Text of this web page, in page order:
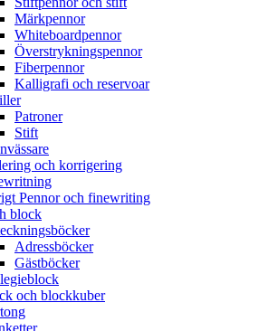
Märkpennor
Whiteboardpennor
Överstrykningspennor
Fiberpennor
Kalligrafi och reservoar
Patroner
Stift
och korrigering
Pennor och finewriting
block
Adressböcker
Gästböcker
och blockkuber